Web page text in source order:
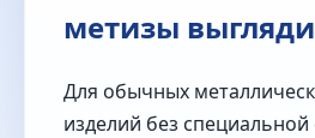
метизы
Для обычных
изделий без